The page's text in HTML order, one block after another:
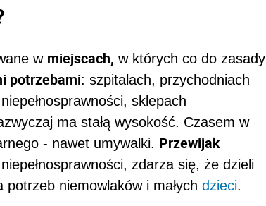
w miejscach, w których co do zasady
potrzebami: szpitalach, przychodniach
sklepach
ma stałą wysokość. Czasem w
- nawet umywalki. Przewijak
zdarza się, że dzieli
niemowlaków i małych dzieci.